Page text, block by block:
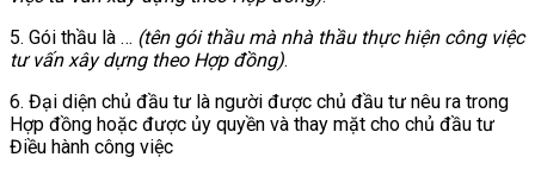
5. Gói thầu là … (tên gói thầu mà nhà thầu thực hiện công việc
tư vấn xây dựng theo Hợp đồng).
6. Đại diện chủ đầu tư là người được chủ đầu tư nêu ra trong
Hợp đồng hoặc được ủy quyền và thay mặt cho chủ đầu tư
Điều hành công việc